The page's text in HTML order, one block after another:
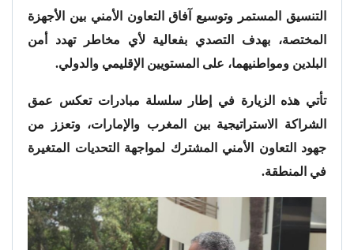
التنسيق المستمر وتوسيع آفاق التعاون الأمني بين الأجهزة
المختصة، بهدف التصدي بفعالية لأي مخاطر تهدد أمن
البلدين ومواطنيهما، على المستويين الإقليمي والدولي.
تأتي هذه الزيارة في إطار سلسلة مبادرات تعكس عمق
الشراكة الاستراتيجية بين المغرب والإمارات، وتعزز من
جهود التعاون الأمني المشترك لمواجهة التحديات المتغيرة
في المنطقة.